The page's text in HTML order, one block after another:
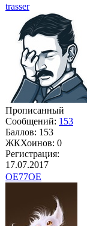
trasser
Прописанный
Сообщений: 153
Баллов: 153
ЖКХоинов: 0
Регистрация:
17.07.2017
OE77OE